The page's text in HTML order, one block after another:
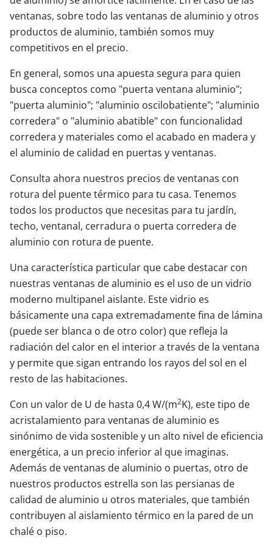
ventanas, sobre todo las ventanas de aluminio y otros
productos de aluminio, también somos muy
competitivos en el precio.
En general, somos una apuesta segura para quien
busca conceptos como "puerta ventana aluminio";
"puerta aluminio"; "aluminio oscilobatiente"; "aluminio
corredera" o "aluminio abatible" con funcionalidad
corredera y materiales como el acabado en madera y
el aluminio de calidad en puertas y ventanas.
Consulta ahora nuestros precios de ventanas con
rotura del puente térmico para tu casa. Tenemos
todos los productos que necesitas para tu jardín,
techo, ventanal, cerradura o puerta corredera de
aluminio con rotura de puente.
Una característica particular que cabe destacar con
nuestras ventanas de aluminio es el uso de un vidrio
moderno multipanel aislante. Este vidrio es
básicamente una capa extremadamente fina de lámina
(puede ser blanca o de otro color) que refleja la
radiación del calor en el interior a través de la ventana
y permite que sigan entrando los rayos del sol en el
resto de las habitaciones.
Con un valor de U de hasta 0,4 W/(m2K), este tipo de
acristalamiento para ventanas de aluminio es
sinónimo de vida sostenible y un alto nivel de eficiencia
energética, a un precio inferior al que imaginas.
Además de ventanas de aluminio o puertas, otro de
nuestros productos estrella son las persianas de
calidad de aluminio u otros materiales, que también
contribuyen al aislamiento térmico en la pared de un
chalé o piso.